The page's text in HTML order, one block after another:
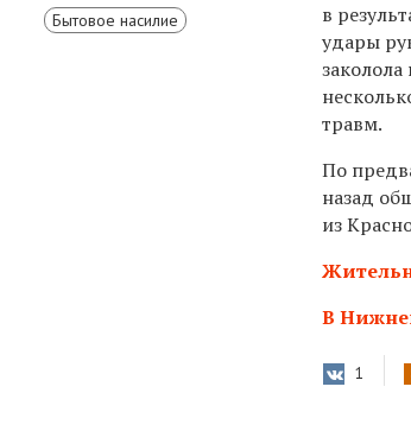
Бытовое насилие
в
удары
травм.
По
назад
из
В
1